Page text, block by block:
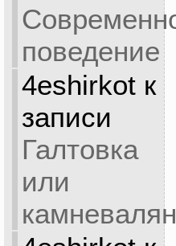
поведение
4eshirkotк
записи
Галтовка
или